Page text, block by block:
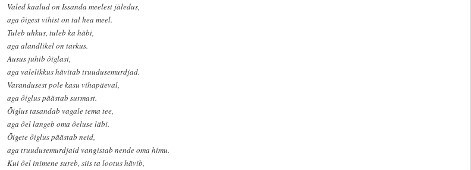
Valed kaalud on Issanda meelest jäledus,
aga õigest vihist on tal hea meel.
Tuleb uhkus, tuleb ka häbi,
aga alandlikel on tarkus.
Ausus juhib õiglasi,
aga valelikkus hävitab truudusemurdjad.
Varandusest pole kasu vihapäeval,
aga õiglus päästab surmast.
Õiglus tasandab vagale tema tee,
aga õel langeb oma õeluse läbi.
Õigete õiglus päästab neid,
aga truudusemurdjaid vangistab nende oma himu.
Kui õel inimene sureb, siis ta lootus hävib,